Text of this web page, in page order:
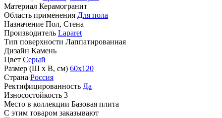
Материал Керамогранит
Область применения Для пола
Назначение Пол, Стена
Производитель Laparet
Тип поверхности Лаппатированная
Дизайн Камень
Цвет Серый
Размер (Ш х В, см) 60х120
Страна Россия
Ректифицированность Да
Износостойкость 3
Место в коллекции Базовая плита
С этим товаром заказывают